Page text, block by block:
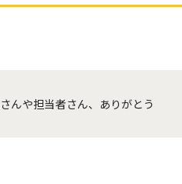
んや担当者さん、ありがとう